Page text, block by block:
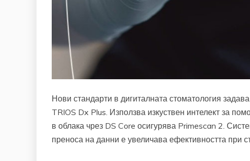
Нови стандарти в дигиталната стоматология
TRIOS Dx Plus. Използва изкуствен интелект за
в облака чрез DS Core осигурява Primescan 2.
преноса на данни е увеличава ефективността при